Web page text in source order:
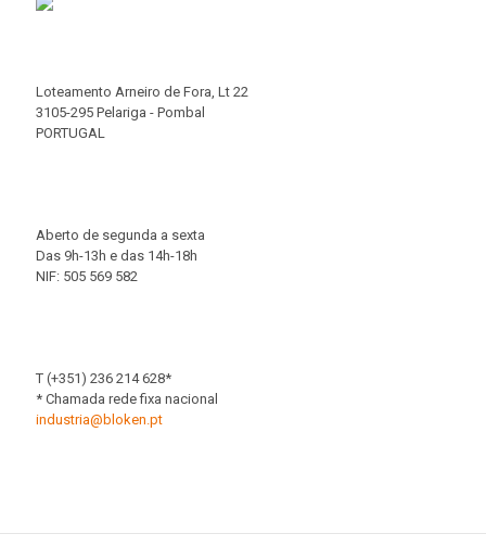
Loteamento Arneiro de Fora, Lt 22
3105-295 Pelariga - Pombal
PORTUGAL
Aberto de segunda a sexta
Das 9h-13h e das 14h-18h
NIF: 505 569 582
T (+351) 236 214 628*
* Chamada rede fixa nacional
industria@bloken.pt